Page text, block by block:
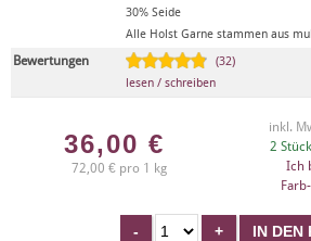
30% Seide
Alle Holst Garne stammen aus
Bewertungen
(32)
lesen / schreiben
36,00 €
72,00 € pro 1 kg
inkl.
2
Ich